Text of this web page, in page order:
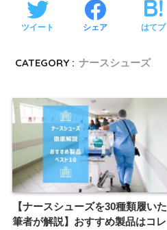
ツイート シェア はてブ
CATEGORY : ナースシューズ
【ナースシューズを30種類履いた
筆者が解説】おすすめ製品はコレ